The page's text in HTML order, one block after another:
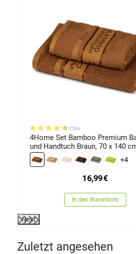
258x
4Home Set Bamboo Premium
und Handtuch Braun, 70 x 140
100 cm
+4
16,99€
In den Warenkorb
Next
Zuletzt angesehen